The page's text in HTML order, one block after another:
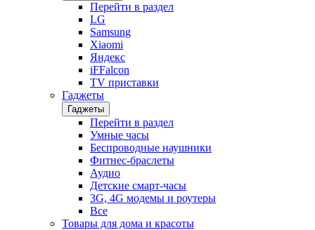
Перейти в раздел
LG
Samsung
Xiaomi
Яндекс
iFFalcon
TV приставки
Гаджеты
Гаджеты
Перейти в раздел
Умные часы
Беспроводные наушники
Фитнес-браслеты
Аудио
Детские смарт-часы
3G, 4G модемы и роутеры
Все
Товары для дома и красоты